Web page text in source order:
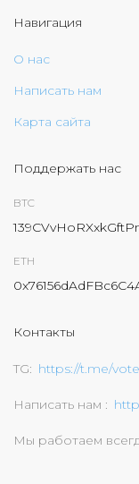
Навигация
О нас
Написать нам
Карта сайта
Поддержать нас
BTC
ETH
Контакты
TG https://t.me/
Написать нам
Мы работаем